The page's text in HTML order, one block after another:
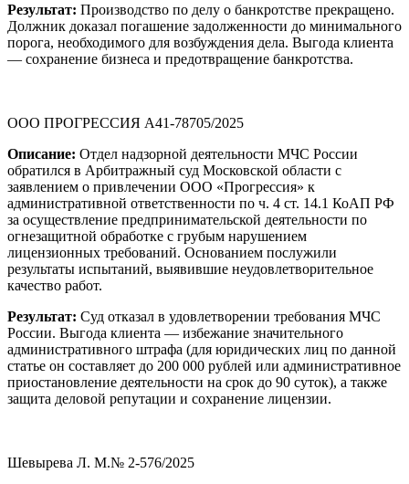
Результат: Производство по делу о банкротстве прекращено.
Должник доказал погашение задолженности до минимального
порога, необходимого для возбуждения дела. Выгода клиента
— сохранение бизнеса и предотвращение банкротства.
ООО ПРОГРЕССИЯ А41-78705/2025
Описание: Отдел надзорной деятельности МЧС России
обратился в Арбитражный суд Московской области с
заявлением о привлечении ООО «Прогрессия» к
административной ответственности по ч. 4 ст. 14.1 КоАП РФ
за осуществление предпринимательской деятельности по
огнезащитной обработке с грубым нарушением
лицензионных требований. Основанием послужили
результаты испытаний, выявившие неудовлетворительное
качество работ.
Результат: Суд отказал в удовлетворении требования МЧС
России. Выгода клиента — избежание значительного
административного штрафа (для юридических лиц по данной
статье он составляет до 200 000 рублей или административное
приостановление деятельности на срок до 90 суток), а также
защита деловой репутации и сохранение лицензии.
Шевырева Л. М.№ 2-576/2025